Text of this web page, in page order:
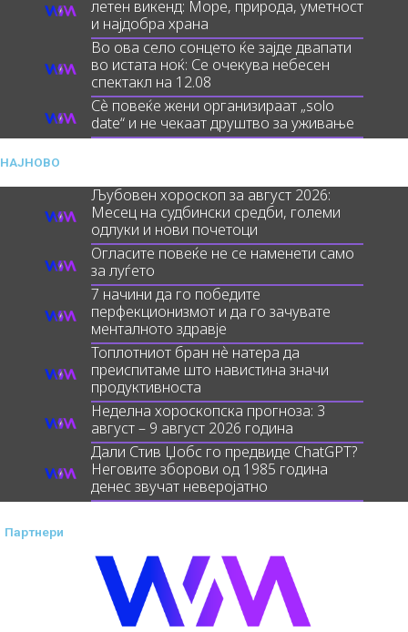
летен викенд: Море, природа, уметност
и најдобра храна
Во ова село сонцето ќе зајде двапати
во истата ноќ: Се очекува небесен
спектакл на 12.08
Сè повеќе жени организираат „solo
date“ и не чекаат друштво за уживање
НАЈНОВО
Љубовен хороскоп за август 2026:
Месец на судбински средби, големи
одлуки и нови почетоци
Огласите повеќе не се наменети само
за луѓето
7 начини да го победите
перфекционизмот и да го зачувате
менталното здравје
Топлотниот бран нè натера да
преиспитаме што навистина значи
продуктивноста
Неделна хороскопска прогноза: 3
август – 9 август 2026 година
Дали Стив Џобс го предвиде ChatGPT?
Неговите зборови од 1985 година
денес звучат неверојатно
Партнери